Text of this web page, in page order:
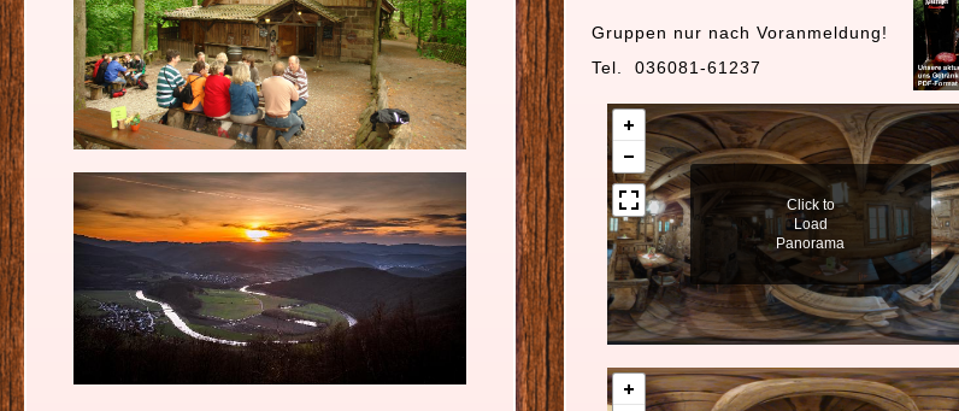
Gruppen nur nach Voranmeldung!
Tel. 036081-61237